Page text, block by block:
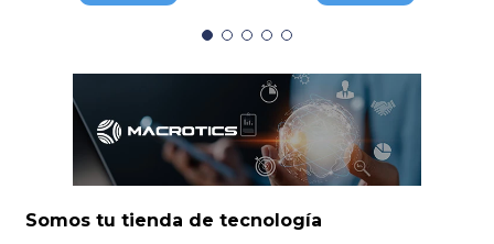
Somos tu tienda de tecnología